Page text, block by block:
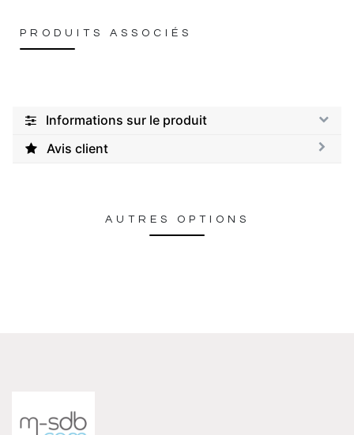
PRODUITS ASSOCIÉS
Informations sur le produit
Avis client
AUTRES OPTIONS